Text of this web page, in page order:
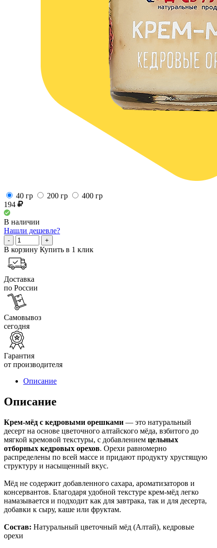
40 гр 200 гр
400 гр
194
В наличии
Нашли дешевле?
- +
В корзину Купить в 1 клик
Доставка
по России
Самовывоз
сегодня
Гарантия
от производителя
Описание
Описание
Крем-мёд с кедровыми орешками — это натуральный
десерт на основе цветочного алтайского мёда, взбитого до
мягкой кремовой текстуры, с добавлением цельных
отборных кедровых орехов. Орехи равномерно
распределены по всей массе и придают продукту хрустящую
структуру и насыщенный вкус.
Мёд не содержит добавленного сахара, ароматизаторов и
консервантов. Благодаря удобной текстуре крем-мёд легко
намазывается и подходит как для завтрака, так и для десерта,
добавки к сыру, каше или фруктам.
Состав: Натуральный цветочный мёд (Алтай), кедровые
орехи